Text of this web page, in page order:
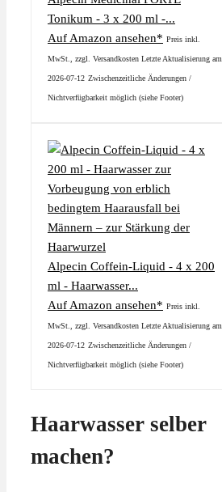
Tonikum - 3 x 200 ml -...
Auf Amazon ansehen* Preis inkl.
MwSt., zzgl. Versandkosten Letzte Aktualisierung am
2026-07-12 Zwischenzeitliche Änderungen /
Nichtverfügbarkeit möglich (siehe Footer)
Alpecin Coffein-Liquid - 4 x 200
ml - Haarwasser...
Auf Amazon ansehen* Preis inkl.
MwSt., zzgl. Versandkosten Letzte Aktualisierung am
2026-07-12 Zwischenzeitliche Änderungen /
Nichtverfügbarkeit möglich (siehe Footer)
Haarwasser selber
machen?